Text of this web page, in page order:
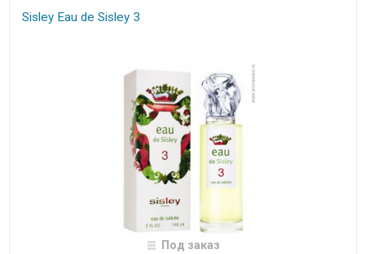
Sisley Eau de Sisley 3
Под заказ